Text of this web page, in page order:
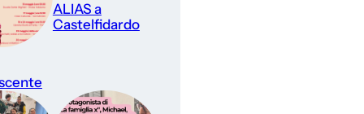
ALIAS a
Castelfidardo